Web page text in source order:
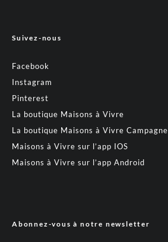
Suivez-nous
Facebook
Instagram
Pinterest
La boutique Maisons à Vivre
La boutique Maisons à Vivre Campagne
Maisons à Vivre sur l’app IOS
Maisons à Vivre sur l’app Android
Abonnez-vous à notre newsletter